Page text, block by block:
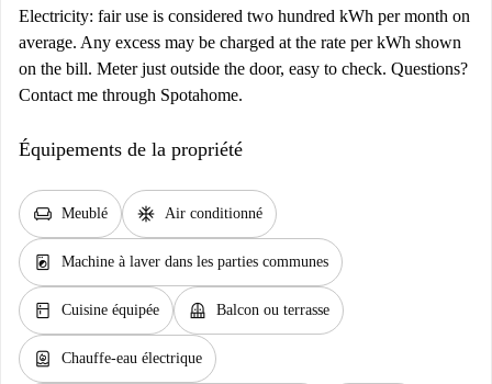
Electricity: fair use is considered two hundred kWh per month on
average. Any excess may be charged at the rate per kWh shown
on the bill. Meter just outside the door, easy to check. Questions?
Contact me through Spotahome.
Équipements de la propriété
chair Meublé ac_unit Air conditionné
local_laundry_service Machine à laver dans les parties communes
kitchen Cuisine équipée balcony Balcon ou terrasse
water_heater Chauffe-eau électrique